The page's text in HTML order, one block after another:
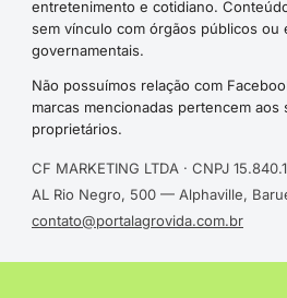
entretenimento e cotidiano.
sem vínculo com órgãos públicos ou
governamentais.
Não possuímos relação com
marcas mencionadas pertencem
proprietários.
CF MARKETING LTDA · CNPJ
AL Rio Negro, 500 — Alphaville,
contato@portalagrovida.com.br